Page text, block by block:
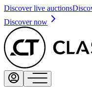
Discover live auctions
Discover now